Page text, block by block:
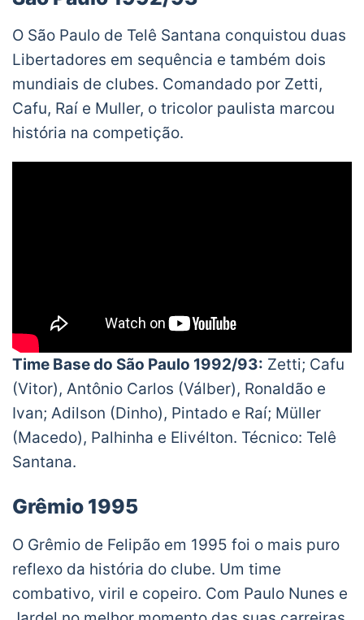
O São Paulo de Telê Santana conquistou duas
Libertadores em sequência e também dois
mundiais de clubes. Comandado por Zetti,
Cafu, Raí e Muller, o tricolor paulista marcou
história na competição.
Time Base do São Paulo 1992/93: Zetti; Cafu
(Vitor), Antônio Carlos (Válber), Ronaldão e
Ivan; Adilson (Dinho), Pintado e Raí; Müller
(Macedo), Palhinha e Elivélton. Técnico: Telê
Santana.
Grêmio 1995
O Grêmio de Felipão em 1995 foi o mais puro
reflexo da história do clube. Um time
combativo, viril e copeiro. Com Paulo Nunes e